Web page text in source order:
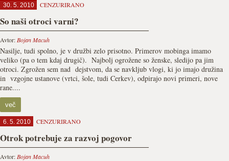
30. 5. 2010 CENZURIRANO
So naši otroci varni?
Avtor: Bojan Macuh
Nasilje, tudi spolno, je v družbi zelo prisotno. Primerov mobinga imamo
veliko (pa o tem kdaj drugič). Najbolj ogrožene so ženske, sledijo pa jim
otroci. Zgrožen sem nad dejstvom, da se navkljub vlogi, ki jo imajo družina
in vzgojne ustanove (vrtci, šole, tudi Cerkev), odpirajo novi primeri, nove
rane....
več
6. 5. 2010 CENZURIRANO
Otrok potrebuje za razvoj pogovor
Avtor: Bojan Macuh